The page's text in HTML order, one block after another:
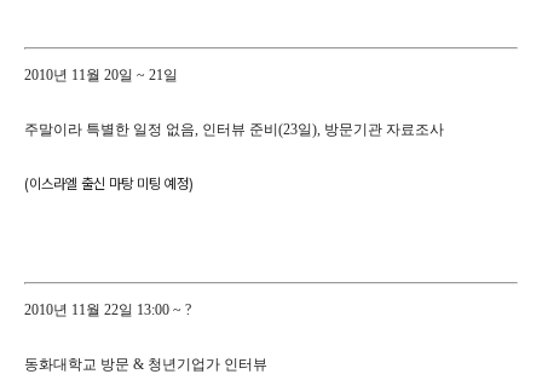
2010년 11월 20일 ~ 21일
주말이라 특별한 일정 없음, 인터뷰 준비(23일), 방문기관 자료조사
(이스라엘 출신 마탕 미팅 예정)
2010년 11월 22일 13:00 ~ ?
동화대학교 방문 & 청년기업가 인터뷰